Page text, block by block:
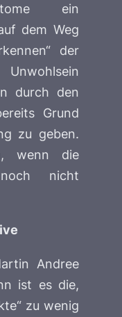
ein
dem Weg
der
durch den
Grund
zu geben.
wenn die
nicht
Andree
ist es die,
zu wenig